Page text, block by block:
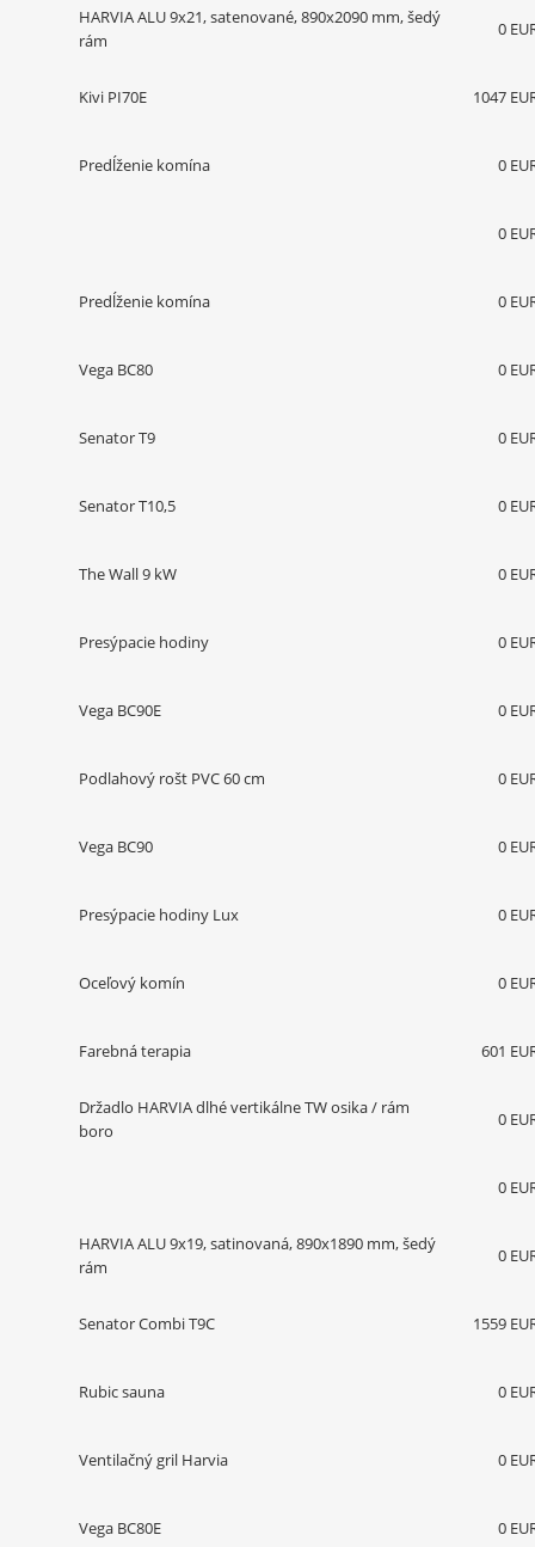
HARVIA ALU 9x21, satenované, 890x2090 mm, šedý
rám
0
Kivi PI70E 1047
Predĺženie komína 0
0
Predĺženie komína 0
Vega BC80 0
Senator T9 0
Senator T10,5 0
The Wall 9 kW 0
Presýpacie hodiny 0
Vega BC90E 0
Podlahový rošt PVC 60 cm 0
Vega BC90 0
Presýpacie hodiny Lux 0
Oceľový komín 0
Farebná terapia 601
Držadlo HARVIA dlhé vertikálne TW osika / rám
boro
0
0
HARVIA ALU 9x19, satinovaná, 890x1890 mm, šedý
rám
0
Senator Combi T9C 1559
Rubic sauna 0
Ventilačný gril Harvia 0
Vega BC80E 0